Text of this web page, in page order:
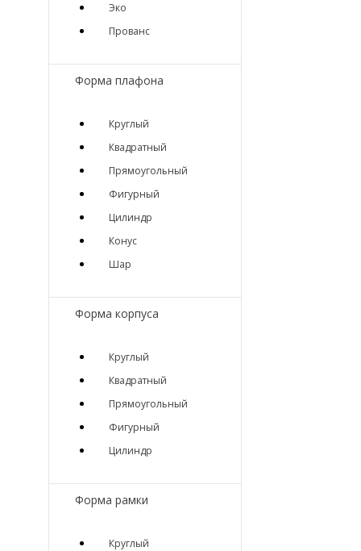
Эко
Прованс
Форма плафона
Круглый
Квадратный
Прямоугольный
Фигурный
Цилиндр
Конус
Шар
Форма корпуса
Круглый
Квадратный
Прямоугольный
Фигурный
Цилиндр
Форма рамки
Круглый